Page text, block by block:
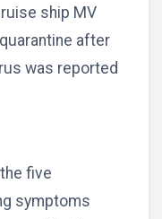
ship MV
after
was reported
five
symptoms